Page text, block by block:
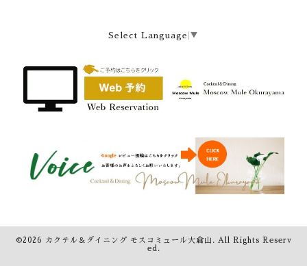
Select Language ▼
©2026 カクテル＆ダイニング モスコミュール大倉山 . All Rights Reserv
ed.